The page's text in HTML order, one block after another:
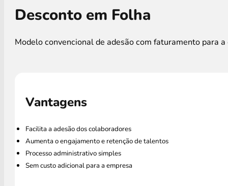
Desconto em Folha
Modelo convencional de adesão com faturamento para
Vantagens
Facilita a adesão dos colaboradores
Aumenta o engajamento e retenção de talentos
Processo administrativo simples
Sem custo adicional para a empresa